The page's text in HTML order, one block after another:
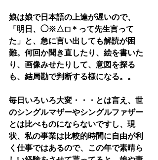
娘は娘で日本語の上達が遅いので、
「明日、◯※△◻︎＊って先生言って
た」と、急に言い出しても解読が困
難。何回か聞き直したり、絵を書いた
り、画像みせたりして、意図を探る
も、結局勘で判断する様になる。。
毎日いろいろ大変・・・とは言え、世
のシングルマザーやシングルファザー
とは比べものにならないですし、現
状、私の事業は比較的時間に自由が利
く仕事ではあるので、この年で素晴ら